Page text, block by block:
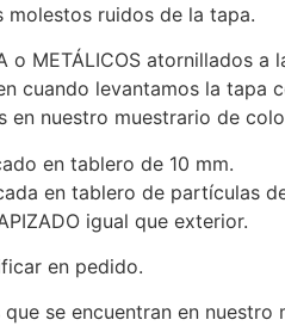
ruidos de la tapa.
o METÁLICOS atornillados
cuando levantamos la tapa
en nuestro muestrario de
en tablero de 10 mm.
en tablero de partículas
igual que exterior.
en pedido.
se encuentran en nuestro